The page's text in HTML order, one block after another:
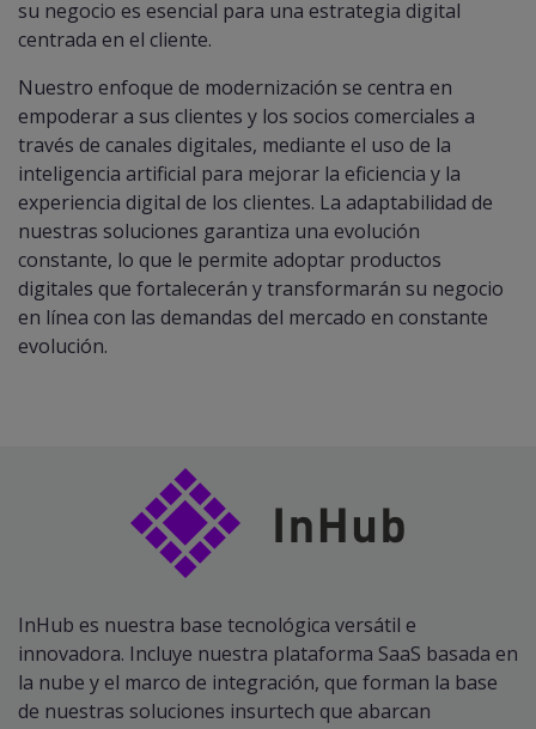
su negocio es esencial para una estrategia digital
centrada en el cliente.​
Nuestro enfoque de modernización se centra en
empoderar a sus clientes y los socios comerciales a
través de canales digitales, mediante el uso de la
inteligencia artificial para mejorar la eficiencia y la
experiencia digital de los clientes. La adaptabilidad de
nuestras soluciones garantiza una evolución
constante, lo que le permite adoptar productos
digitales que fortalecerán y transformarán su negocio
en línea con las demandas del mercado en constante
evolución.
InHub es nuestra base tecnológica versátil e
innovadora. Incluye nuestra plataforma SaaS basada en
la nube y el marco de integración, que forman la base
de nuestras soluciones insurtech que abarcan